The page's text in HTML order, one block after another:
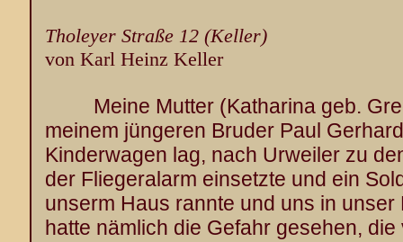
Tholeyer Straße 12 (Keller)
von Karl Heinz Keller
Meine Mutter (Katharina geb.
meinem jüngeren Bruder Paul
Kinderwagen lag, nach Urweiler zu
der Fliegeralarm einsetzte und ein
unserm Haus rannte und uns in
hatte nämlich die Gefahr gesehen,